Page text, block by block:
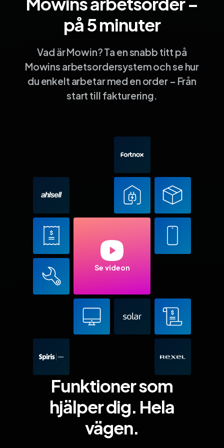
på 5 minuter
Vad är Mowin? Ta en snabb titt på
Mowins arbetsordersystem och se hur
du enkelt arbetar med en order – Från
start till fakturering.
Se videon
Funktioner som
hjälper dig. Hela
vägen.